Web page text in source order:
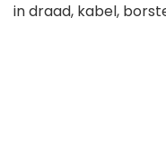
in draad, kabel,